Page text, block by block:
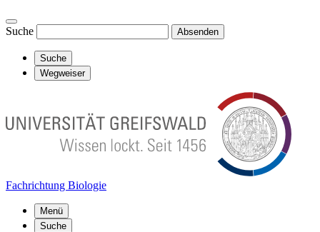
Suche Absenden
Suche
Wegweiser
Fachrichtung Biologie
Menü
Suche